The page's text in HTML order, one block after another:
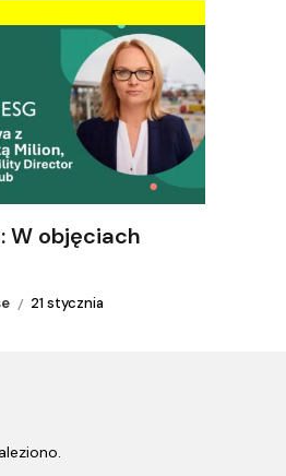
W objęciach
21 stycznia